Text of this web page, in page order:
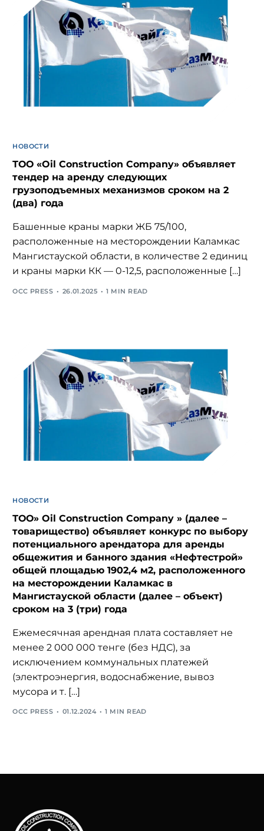
НОВОСТИ
ТОО «Oil Construction Company» объявляет
тендер на аренду следующих
грузоподъемных механизмов сроком на 2
(два) года
Башенные краны марки ЖБ 75/100,
расположенные на месторождении Каламкас
Мангистауской области, в количестве 2 единиц
и краны марки КК — 0-12,5, расположенные […]
OCC PRESS 26.01.2025 1 MIN READ
НОВОСТИ
ТОО» Oil Construction Company » (далее –
товарищество) объявляет конкурс по выбору
потенциального арендатора для аренды
общежития и банного здания «Нефтестрой»
общей площадью 1902,4 м2, расположенного
на месторождении Каламкас в
Мангистауской области (далее – объект)
сроком на 3 (три) года
Ежемесячная арендная плата составляет не
менее 2 000 000 тенге (без НДС), за
исключением коммунальных платежей
(электроэнергия, водоснабжение, вывоз
мусора и т. […]
OCC PRESS 01.12.2024 1 MIN READ